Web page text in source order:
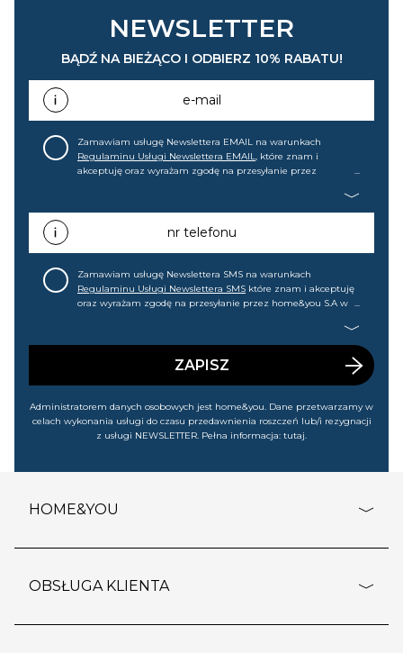
NEWSLETTER
BĄDŹ NA BIEŻĄCO I ODBIERZ 10% RABATU!
e-mail
Zamawiam usługę Newslettera EMAIL na warunkach
Regulaminu Usługi Newslettera EMAIL, które znam i
akceptuję oraz wyrażam zgodę na przesyłanie przez
promocjach, wyprzedażach). Wiem, że mogę tę zgodę w
każdej chwili cofnąć.nr telefonu
Zamawiam usługę Newslettera SMS na warunkach
Regulaminu Usługi Newslettera SMS które znam i akceptuję
oraz wyrażam zgodę na przesyłanie przez home&you S.A w
wyprzedażach). Wiem, że mogę tę zgodę w każdej chwili
ZAPISZ
Administratorem danych osobowych jest home&you. Dane przetwarzamy w
celach wykonania usługi do czasu przedawnienia roszczeń lub/i rezygnacji
z usługi NEWSLETTER. Pełna informacja: tutaj.
HOME&YOU
o firmie
OBSŁUGA KLIENTA